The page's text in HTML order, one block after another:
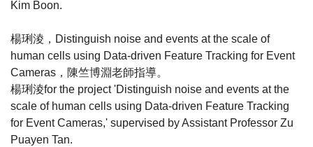
Kim Boon.
楊琍淩， Distinguish noise and events at the scale of
human cells using Data-driven Feature Tracking for Event
Cameras ，陳竺博淵老師指導。
楊琍淩for the project 'Distinguish noise and events at the
scale of human cells using Data-driven Feature Tracking
for Event Cameras,' supervised by Assistant Professor Zu
Puayen Tan.